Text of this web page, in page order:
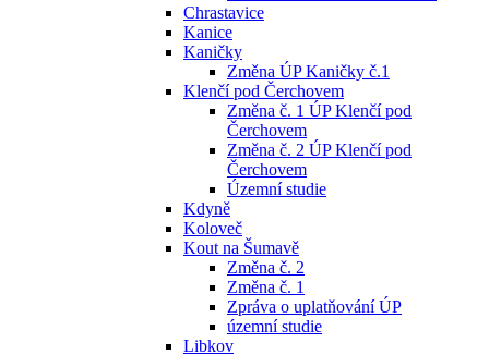
Chrastavice
Kanice
Kaničky
Změna ÚP Kaničky č.1
Klenčí pod Čerchovem
Změna č. 1 ÚP Klenčí pod
Čerchovem
Změna č. 2 ÚP Klenčí pod
Čerchovem
Územní studie
Kdyně
Koloveč
Kout na Šumavě
Změna č. 2
Změna č. 1
Zpráva o uplatňování ÚP
územní studie
Libkov